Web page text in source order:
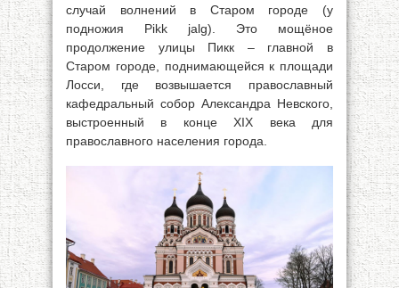
случай волнений в Старом городе (у
подножия Pikk jalg). Это мощёное
продолжение улицы Пикк – главной в
Старом городе, поднимающейся к площади
Лосси, где возвышается православный
кафедральный собор Александра Невского,
выстроенный в конце XIX века для
православного населения города.